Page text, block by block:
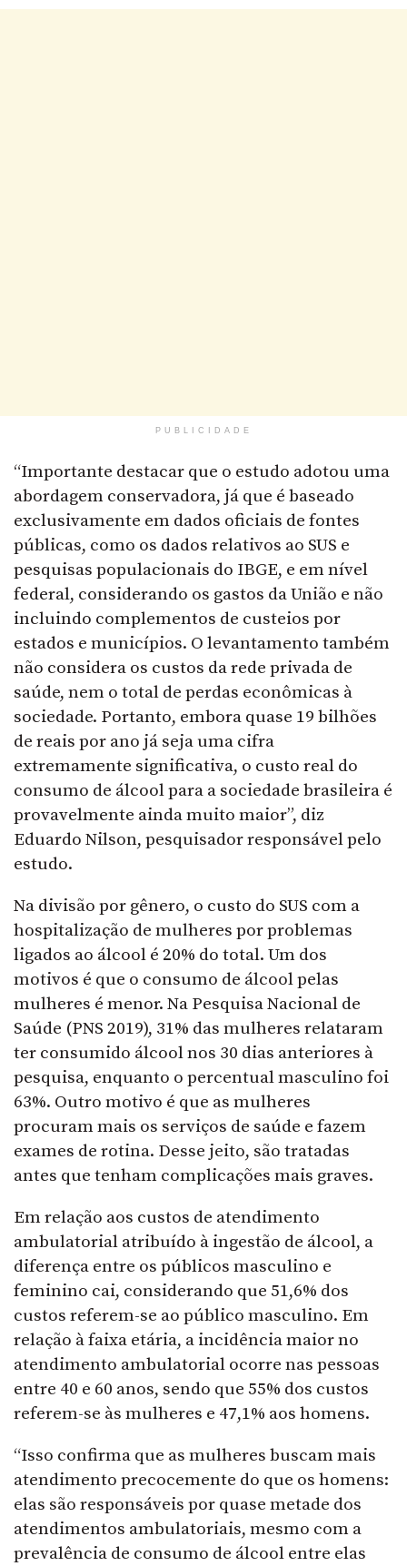
PUBLICIDADE
“Importante destacar que o estudo adotou uma
abordagem conservadora, já que é baseado
exclusivamente em dados oficiais de fontes
públicas, como os dados relativos ao SUS e
pesquisas populacionais do IBGE, e em nível
federal, considerando os gastos da União e não
incluindo complementos de custeios por
estados e municípios. O levantamento também
não considera os custos da rede privada de
saúde, nem o total de perdas econômicas à
sociedade. Portanto, embora quase 19 bilhões
de reais por ano já seja uma cifra
extremamente significativa, o custo real do
consumo de álcool para a sociedade brasileira é
provavelmente ainda muito maior”, diz
Eduardo Nilson, pesquisador responsável pelo
estudo.
Na divisão por gênero, o custo do SUS com a
hospitalização de mulheres por problemas
ligados ao álcool é 20% do total. Um dos
motivos é que o consumo de álcool pelas
mulheres é menor. Na Pesquisa Nacional de
Saúde (PNS 2019), 31% das mulheres relataram
ter consumido álcool nos 30 dias anteriores à
pesquisa, enquanto o percentual masculino foi
63%. Outro motivo é que as mulheres
procuram mais os serviços de saúde e fazem
exames de rotina. Desse jeito, são tratadas
antes que tenham complicações mais graves.
Em relação aos custos de atendimento
ambulatorial atribuído à ingestão de álcool, a
diferença entre os públicos masculino e
feminino cai, considerando que 51,6% dos
custos referem-se ao público masculino. Em
relação à faixa etária, a incidência maior no
atendimento ambulatorial ocorre nas pessoas
entre 40 e 60 anos, sendo que 55% dos custos
referem-se às mulheres e 47,1% aos homens.
“Isso confirma que as mulheres buscam mais
atendimento precocemente do que os homens:
elas são responsáveis por quase metade dos
atendimentos ambulatoriais, mesmo com a
prevalência de consumo de álcool entre elas